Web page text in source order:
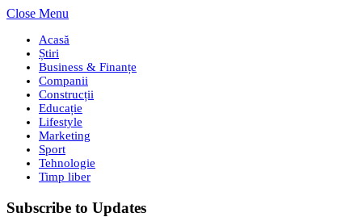
Close Menu
Acasă
Știri
Business & Finanțe
Companii
Construcții
Educație
Lifestyle
Marketing
Sport
Tehnologie
Timp liber
Subscribe to Updates